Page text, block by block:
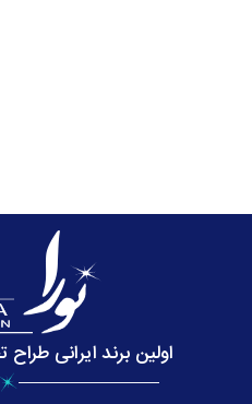
اولین برند ایرانی